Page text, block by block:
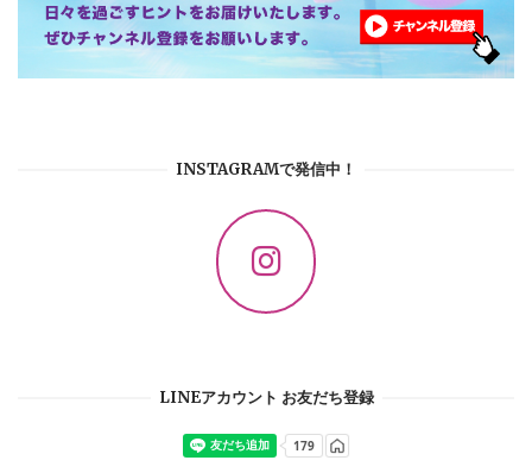
INSTAGRAMで発信中！
LINEアカウント お友だち登録